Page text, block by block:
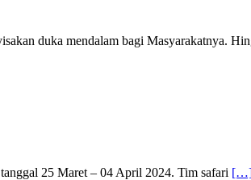
duka mendalam bagi Masyarakatnya.
25 Maret – 04 April 2024. Tim safari